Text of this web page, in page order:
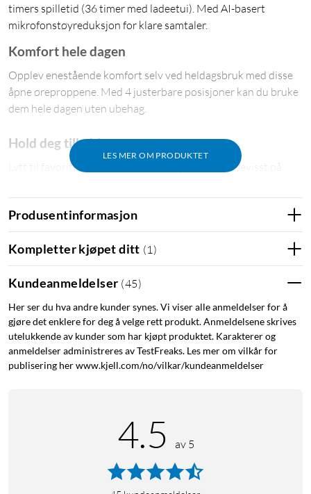
timers spilletid (36 timer med ladeetui). Med AI-basert
mikrofonstøyreduksjon for klare samtaler.
LES MER OM PRODUKTET
Komfort hele dagen
Opplev enestående komfort selv ved heldagsbruk med disse
åpne øreproppene. Med 4 justerbare posisjoner kan du bruke
dem hele dagen uten ubehag.
Hold deg tilkoblet
Lytt til favorittmusikken din samtidig som du er bevisst på
– enten du er i byen eller ute i naturen.
Kraftig lyd
Fordyp deg i dyp bass drevet av 16 mm elementer med
titanbelagte domer og Soundcores egen BassUp-teknologi.
God spilletid
Lad med USB-C og nyt 8 timers spilletid på en lading – eller
opptil 36 timer med ladeetuiet.
bakgrunnsstøy, slik at du høres tydelig uansett hvor du er.
Tilpassbare LED-lys og lydprofiler.
Produsentinformasjon
Kompletter kjøpet ditt (1 )
Kundeanmeldelser (45)
Her ser du hva andre kunder synes. Vi viser alle anmeldelser for å
gjøre det enklere for deg å velge rett produkt. Anmeldelsene skrives
utelukkende av kunder som har kjøpt produktet. Karakterer og
anmeldelser administreres av TestFreaks. Les mer om vilkår for
publisering her www.kjell.com/no/vilkar/kundeanmeldelser
4.5 av 5